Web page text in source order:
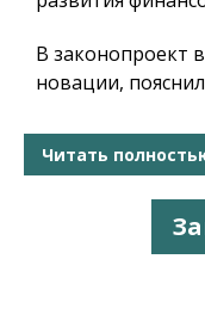
В законопроект
новации,
Читать